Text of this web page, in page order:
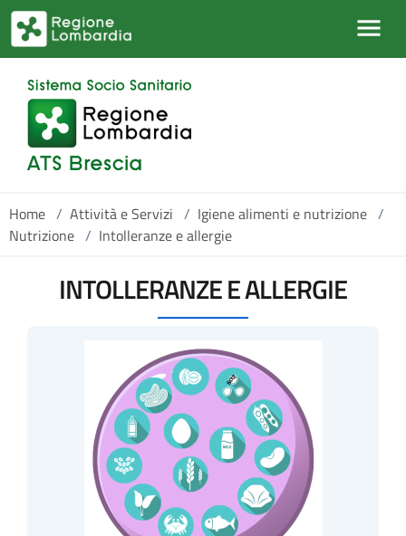
Salta al contenuto principale
Home / Attività e Servizi / Igiene alimenti e nutrizione /
Nutrizione / Intolleranze e allergie
INTOLLERANZE E ALLERGIE